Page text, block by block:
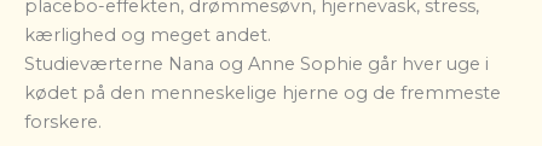
placebo-effekten, drømmesøvn, hjernevask, stress,
kærlighed og meget andet.
Studieværterne Nana og Anne Sophie går hver uge i
kødet på den menneskelige hjerne og de fremmeste
forskere.